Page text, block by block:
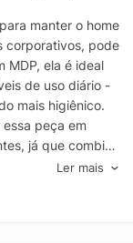
manter o home
corporativos, pode
MDP, ela é ideal
de uso diário -
mais higiênico.
peça em
já que combina
Ler mais